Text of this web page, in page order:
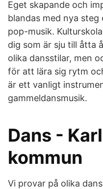
Eget skapande och
blandas med nya
pop-musik.
dig som är sju till åtta
olika dansstilar, men
för att lära sig rytm
är ett vanligt
gammeldansmusik.
Dans -
kommun
Vi provar på olika